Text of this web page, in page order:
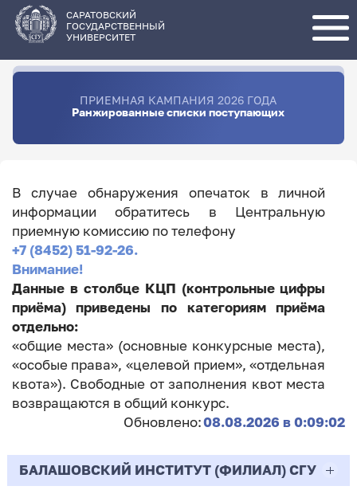
основному
содержанию
САРАТОВСКИЙ
ГОСУДАРСТВЕННЫЙ
УНИВЕРСИТЕТ
ПРИЕМНАЯ КАМПАНИЯ 2026 ГОДА
Ранжированные списки поступающих
В случае обнаружения опечаток в личной
информации обратитесь в Центральную
приемную комиссию по телефону
+7 (8452) 51-92-26.
Внимание!
Данные в столбце КЦП (контрольные цифры
приёма) приведены по категориям приёма
отдельно:
«общие места» (основные конкурсные места),
«особые права», «целевой прием», «отдельная
квота»). Свободные от заполнения квот места
возвращаются в общий конкурс.
Обновлено:08.08.2026 в 0:09:02
БАЛАШОВСКИЙ ИНСТИТУТ (ФИЛИАЛ) СГУ